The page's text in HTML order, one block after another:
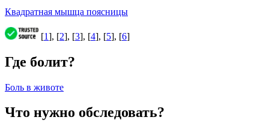
Квадратная мышца поясницы
[1], [2], [3], [4], [5], [6]
Где болит?
Боль в животе
Что нужно обследовать?